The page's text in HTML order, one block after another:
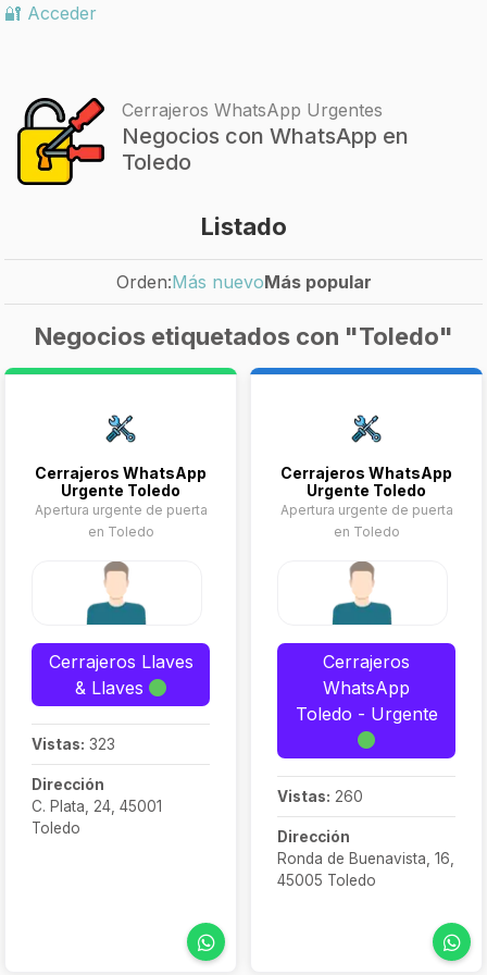
🔐 Acceder
Cerrajeros WhatsApp Urgentes
Negocios con WhatsApp en
Toledo
Listado
Orden:Más nuevoMás popular
Negocios etiquetados con "Toledo"
Cerrajeros WhatsApp
Urgente Toledo
Apertura urgente de puerta
en Toledo
Cerrajeros Llaves
& Llaves
Vistas: 323
Dirección
C. Plata, 24, 45001
Toledo
Cerrajeros WhatsApp
Urgente Toledo
Apertura urgente de puerta
en Toledo
Cerrajeros
WhatsApp
Toledo - Urgente
Vistas: 260
Dirección
Ronda de Buenavista, 16,
45005 Toledo